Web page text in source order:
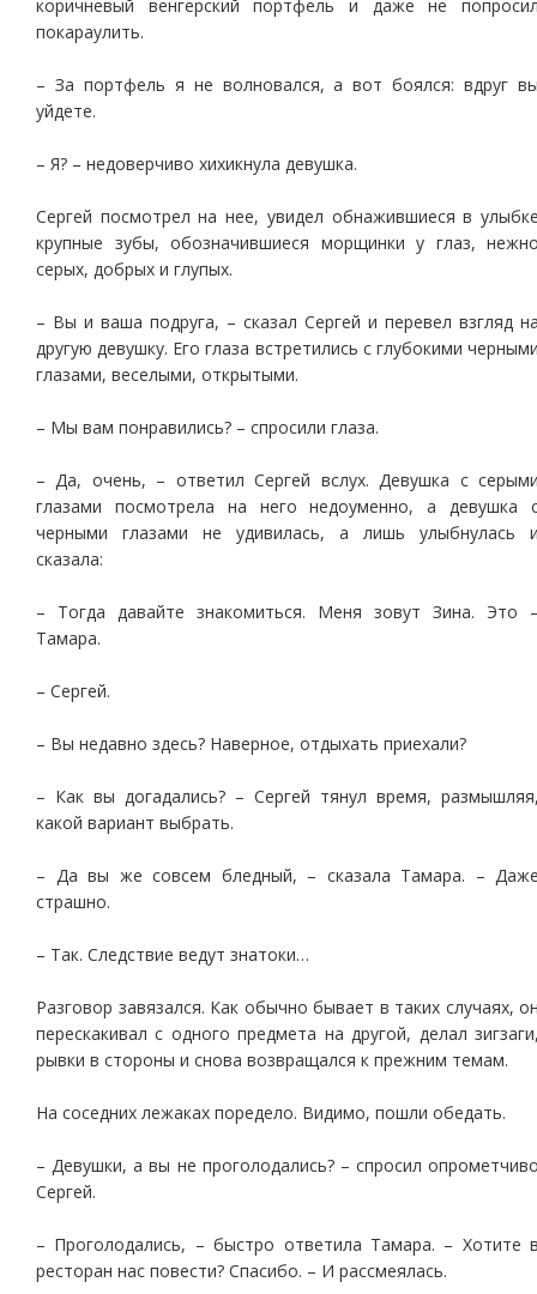
коричневый венгерский портфель и даже не
покараулить.
– За портфель я не волновался, а вот боялся: вдруг
уйдете.
– Я? – недоверчиво хихикнула девушка.
Сергей посмотрел на нее, увидел обнажившиеся в
крупные зубы, обозначившиеся морщинки у глаз,
серых, добрых и глупых.
– Вы и ваша подруга, – сказал Сергей и перевел взгляд
другую девушку. Его глаза встретились с глубокими
глазами, веселыми, открытыми.
– Мы вам понравились? – спросили глаза.
– Да, очень, – ответил Сергей вслух. Девушка с
глазами посмотрела на него недоуменно, а девушка
черными глазами не удивилась, а лишь улыбнулась
сказала:
– Тогда давайте знакомиться. Меня зовут Зина. Это
Тамара.
– Сергей.
– Вы недавно здесь? Наверное, отдыхать приехали?
– Как вы догадались? – Сергей тянул время,
какой вариант выбрать.
– Да вы же совсем бледный, – сказала Тамара. –
страшно.
– Так. Следствие ведут знатоки…
Разговор завязался. Как обычно бывает в таких случаях,
перескакивал с одного предмета на другой, делал
рывки в стороны и снова возвращался к прежним темам.
На соседних лежаках поредело. Видимо, пошли обедать.
– Девушки, а вы не проголодались? – спросил
Сергей.
– Проголодались, – быстро ответила Тамара. – Хотите
ресторан нас повести? Спасибо. – И рассмеялась.